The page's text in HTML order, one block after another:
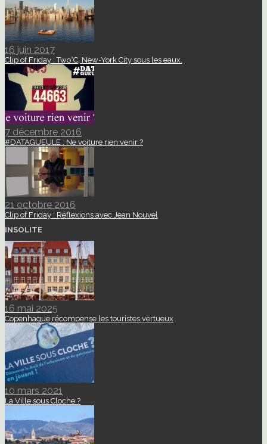
16 juin 2017
Clip of Friday : Two°C, New-York City sous les eaux.
7 décembre 2016
#DATAGUEULE : Ne voiture rien venir ?
21 octobre 2016
Clip of Friday : Réflexions avec Jean Nouvel
INSOLITE
16 mai 2025
Copenhague récompense les touristes vertueux
10 mars 2021
La Ville sous Cloche ?